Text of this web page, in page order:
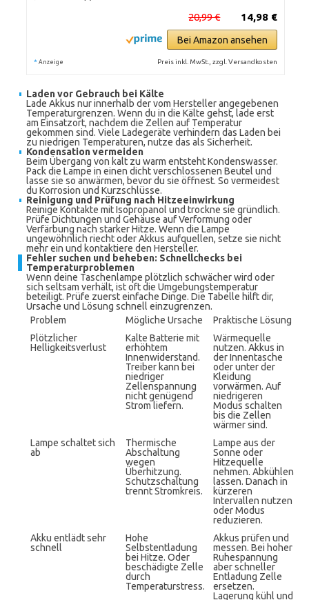
14,98 €
20,99 €
Bei Amazon ansehen
* Anzeige Preis inkl. MwSt., zzgl. Versandkosten
Laden vor Gebrauch bei Kälte
Lade Akkus nur innerhalb der vom Hersteller angegebenen
Temperaturgrenzen. Wenn du in die Kälte gehst, lade erst
am Einsatzort, nachdem die Zellen auf Temperatur
gekommen sind. Viele Ladegeräte verhindern das Laden bei
zu niedrigen Temperaturen, nutze das als Sicherheit.
Kondensation vermeiden
Beim Übergang von kalt zu warm entsteht Kondenswasser.
Pack die Lampe in einen dicht verschlossenen Beutel und
lasse sie so anwärmen, bevor du sie öffnest. So vermeidest
du Korrosion und Kurzschlüsse.
Reinigung und Prüfung nach Hitzeeinwirkung
Reinige Kontakte mit Isopropanol und trockne sie gründlich.
Prüfe Dichtungen und Gehäuse auf Verformung oder
Verfärbung nach starker Hitze. Wenn die Lampe
ungewöhnlich riecht oder Akkus aufquellen, setze sie nicht
mehr ein und kontaktiere den Hersteller.
Fehler suchen und beheben: Schnellchecks bei
Temperaturproblemen
Wenn deine Taschenlampe plötzlich schwächer wird oder
sich seltsam verhält, ist oft die Umgebungstemperatur
beteiligt. Prüfe zuerst einfache Dinge. Die Tabelle hilft dir,
Ursache und Lösung schnell einzugrenzen.
Problem
Mögliche Ursache
Praktische Lösung
Plötzlicher
Helligkeitsverlust
Kalte Batterie mit
erhöhtem
Innenwiderstand.
Treiber kann bei
niedriger
Zellenspannung
nicht genügend
Strom liefern.
Wärmequelle
nutzen. Akkus in
der Innentasche
oder unter der
Kleidung
vorwärmen. Auf
niedrigeren
Modus schalten
bis die Zellen
wärmer sind.
Lampe schaltet sich
ab
Thermische
Abschaltung
wegen
Überhitzung.
Schutzschaltung
trennt Stromkreis.
Lampe aus der
Sonne oder
Hitzequelle
nehmen. Abkühlen
lassen. Danach in
kürzeren
Intervallen nutzen
oder Modus
reduzieren.
Akku entlädt sehr
schnell
Hohe
Selbstentladung
bei Hitze. Oder
beschädigte Zelle
durch
Temperaturstress.
Akkus prüfen und
messen. Bei hoher
Ruhespannung
aber schneller
Entladung Zelle
ersetzen.
Lagerung kühl und